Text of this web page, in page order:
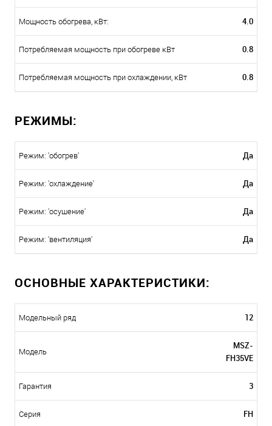
Мощность обогрева, кВт: 4.0
Потребляемая мощность при обогреве кВт 0.8
Потребляемая мощность при охлаждении, кВт 0.8
РЕЖИМЫ:
Режим: 'обогрев' Да
Режим: 'охлаждение' Да
Режим: 'осушение' Да
Режим: 'вентиляция' Да
ОСНОВНЫЕ ХАРАКТЕРИСТИКИ:
Модельный ряд 12
Модель
MSZ-
FH35VE
Гарантия 3
Серия FH